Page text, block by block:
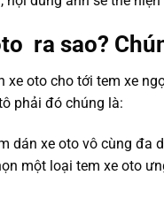
ra sao?
xe oto cho tới tem xe
phải đó chúng là:
dán xe oto vô cùng đa
một loại tem xe oto